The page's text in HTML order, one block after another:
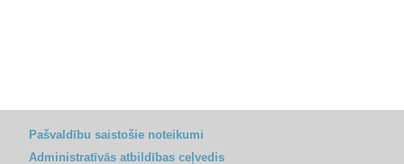
Pašvaldību saistošie noteikumi
Administratīvās atbildības ceļvedis